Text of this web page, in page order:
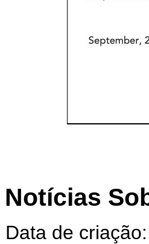
Notícias
Data de